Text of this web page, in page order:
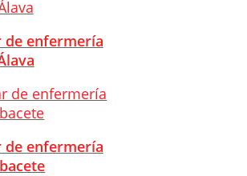
de enfermería
de enfermería